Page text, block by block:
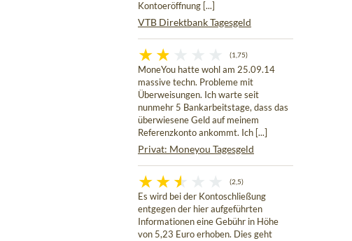
Kontoeröffnung [...]
VTB Direktbank Tagesgeld
(1,75)
MoneYou hatte wohl am 25.09.14
massive techn. Probleme mit
Überweisungen. Ich warte seit
nunmehr 5 Bankarbeitstage, dass das
überwiesene Geld auf meinem
Referenzkonto ankommt. Ich [...]
Privat: Moneyou Tagesgeld
(2,5)
Es wird bei der Kontoschließung
entgegen der hier aufgeführten
Informationen eine Gebühr in Höhe
von 5,23 Euro erhoben. Dies geht